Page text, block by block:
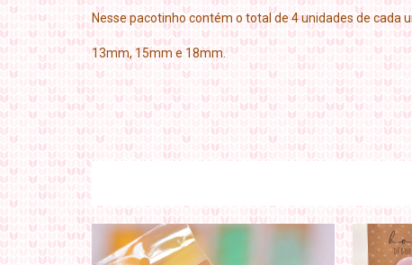
Nesse pacotinho contém o total de 4 unidades de cada
13mm, 15mm e 18mm.